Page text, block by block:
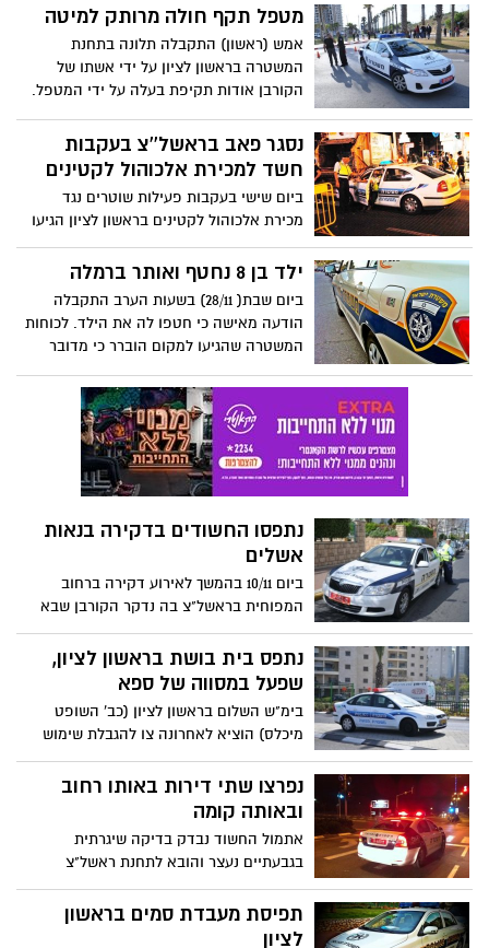
לכם רבות.
מטפל תקף חולה מרותק למיטה
אמש (ראשון) התקבלה תלונה בתחנת
המשטרה בראשון לציון על ידי אשתו של
הקורבן אודות תקיפת בעלה על ידי המטפל.
וצפתה במצלמות האבטחה בביתה ראתה את
המטפל תוקף את בעלה בן ה-67 המרותק
למיטתו.
נסגר פאב בראשל''צ בעקבות
חשד למכירת אלכוהול לקטינים
ביום שישי בעקבות פעילות שוטרים נגד
מכירת אלכוהול לקטינים בראשון לציון הגיעו
שוטרים לפאב באזור התעשייה הישן, שם
עוכבו ארבעה קטינים, שהיו שיכורים כלוט,
ילד בן 8 נחטף ואותר ברמלה
ביום שבת( 28/11) בשעות הערב התקבלה
הודעה מאישה כי חטפו לה את הילד. לכוחות
המשטרה שהגיעו למקום הוברר כי מדובר
בצו של פקידת סעד .
נתפסו החשודים בדקירה בנאות
אשלים
ביום 10/11 בהמשך לאירוע דקירה ברחוב
המפוחית בראשל"צ בה נדקר הקורבן שבא
להפריד בין שניים שרבו ביניהם ולאחר שנדקר
נמלטו מהמקום.
נתפס בית בושת בראשון לציון,
שפעל במסווה של ספא
בימ"ש השלום בראשון לציון (כב' השופט
מיכלס) הוציא לאחרונה צו להגבלת שימוש
במקום למשך 90 יום לבית בושת בראשל"צ
בשם "ספא סחרוב 22". הנכס שימש כבית
בושת בראשון לציון, ופעל במסווה של ספא.
נפרצו שתי דירות באותו רחוב
ובאותה קומה
אתמול החשוד נבדק בדיקה שיגרתית
בגבעתיים נעצר והובא לתחנת ראשל"צ
לחקירה החשוד יליד 85 נחקר בסיום חקירתו
נכלא ויובא הבוקר להארכת מעצר.
תפיסת מעבדת סמים בראשון
לציון